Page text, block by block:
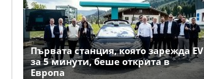
Първата станция, която зарежда EV
за 5 минути, беше открита в
Европа